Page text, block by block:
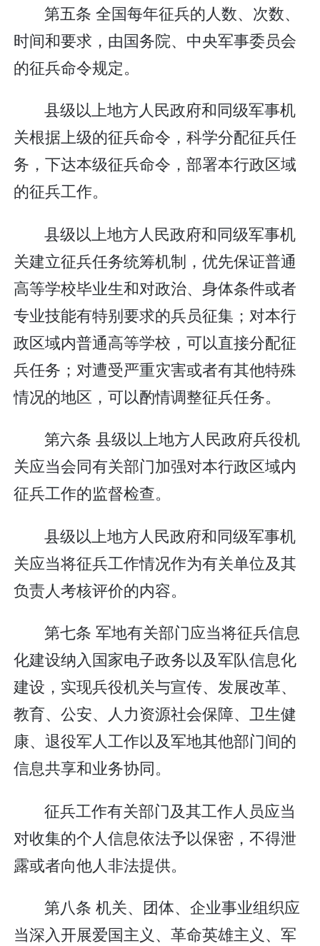
第五条 全国每年征兵的人数、次数、
时间和要求，由国务院、中央军事委员会
的征兵命令规定。
县级以上地方人民政府和同级军事机
关根据上级的征兵命令，科学分配征兵任
务，下达本级征兵命令，部署本行政区域
的征兵工作。
县级以上地方人民政府和同级军事机
关建立征兵任务统筹机制，优先保证普通
高等学校毕业生和对政治、身体条件或者
专业技能有特别要求的兵员征集；对本行
政区域内普通高等学校，可以直接分配征
兵任务；对遭受严重灾害或者有其他特殊
情况的地区，可以酌情调整征兵任务。
第六条 县级以上地方人民政府兵役机
关应当会同有关部门加强对本行政区域内
征兵工作的监督检查。
县级以上地方人民政府和同级军事机
关应当将征兵工作情况作为有关单位及其
负责人考核评价的内容。
第七条 军地有关部门应当将征兵信息
化建设纳入国家电子政务以及军队信息化
建设，实现兵役机关与宣传、发展改革、
教育、公安、人力资源社会保障、卫生健
康、退役军人工作以及军地其他部门间的
信息共享和业务协同。
征兵工作有关部门及其工作人员应当
对收集的个人信息依法予以保密，不得泄
露或者向他人非法提供。
第八条 机关、团体、企业事业组织应
当深入开展爱国主义、革命英雄主义、军